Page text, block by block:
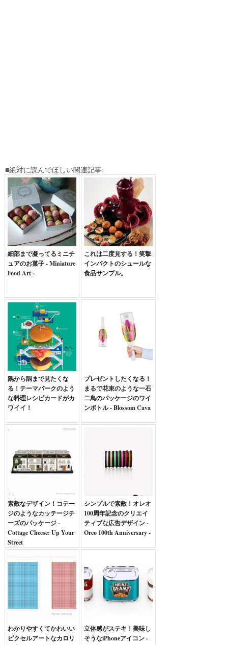
■絶対に読んでほしい関連記事:
細部まで凝ってるミニチ
ュアのお菓子 - Miniature
Food Art -
これは二度見する！笑撃
インパクトのシュールな
食品サンプル。
隅から隅まで見たくな
る！テーマパークのよう
な料理レシピカードがカ
ワイイ！
プレゼントしたくなる！
まるで花束のような一石
二鳥のパッケージのワイ
ンボトル - Blossom Cava
素敵なデザイン！コテー
ジのようなカッテージチ
ーズのパッケージ -
Cottage Cheese: Up Your
Street
シンプルで素敵！オレオ
100周年記念のクリエイ
ティブな広告デザイン -
Oreo 100th Anniversary -
わかりやすくてかわいい
ピクセルアートなカロリ
立体感がステキ！美味し
そうなiPhoneアイコン -